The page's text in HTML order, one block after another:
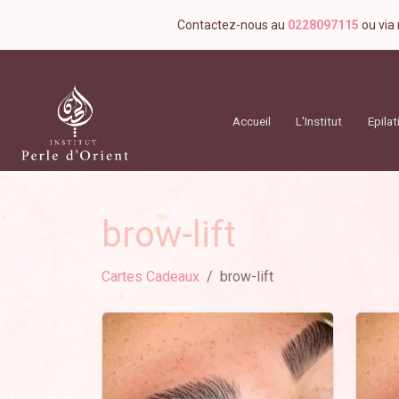
Bandeau de navigation e-
Contactez-nous au 0228097115 ou via
Accueil L'Institut
brow-lift
Cartes Cadeaux brow-lift